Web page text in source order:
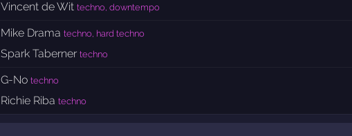
Vincent de Wit techno, downtempo
Mike Drama techno, hard techno
Spark Taberner techno
G-No techno
Richie Riba techno